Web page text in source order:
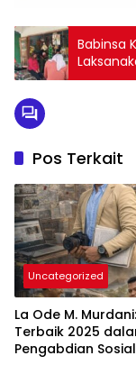
Babinsa
Pos Terkait
Uncategorized
La Ode M.
Terbaik 2025
Pengabdian